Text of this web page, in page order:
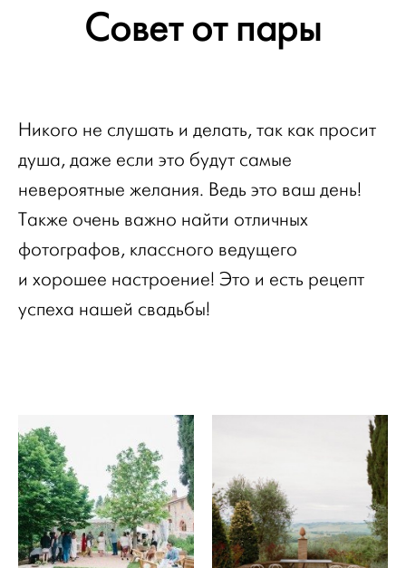
Совет от пары
Никого не слушать и делать, так как просит
душа, даже если это будут самые
невероятные желания. Ведь это ваш день!
Также очень важно найти отличных
фотографов, классного ведущего
и хорошее настроение! Это и есть рецепт
успеха нашей свадьбы!